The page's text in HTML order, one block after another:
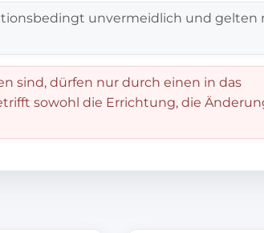
unvermeidlich und gelten
sind, dürfen nur durch einen in das
sowohl die Errichtung, die